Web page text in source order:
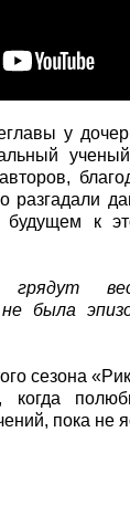
у
разгадали
к
грядут
была
сезона
пока не